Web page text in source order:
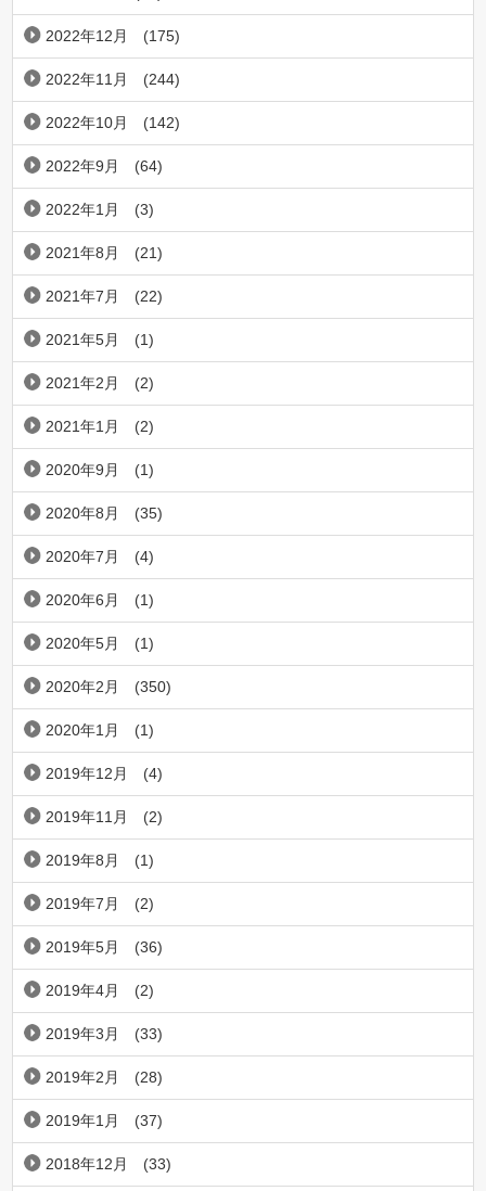
2022年12月 (175)
2022年11月 (244)
2022年10月 (142)
2022年9月 (64)
2022年1月 (3)
2021年8月 (21)
2021年7月 (22)
2021年5月 (1)
2021年2月 (2)
2021年1月 (2)
2020年9月 (1)
2020年8月 (35)
2020年7月 (4)
2020年6月 (1)
2020年5月 (1)
2020年2月 (350)
2020年1月 (1)
2019年12月 (4)
2019年11月 (2)
2019年8月 (1)
2019年7月 (2)
2019年5月 (36)
2019年4月 (2)
2019年3月 (33)
2019年2月 (28)
2019年1月 (37)
2018年12月 (33)